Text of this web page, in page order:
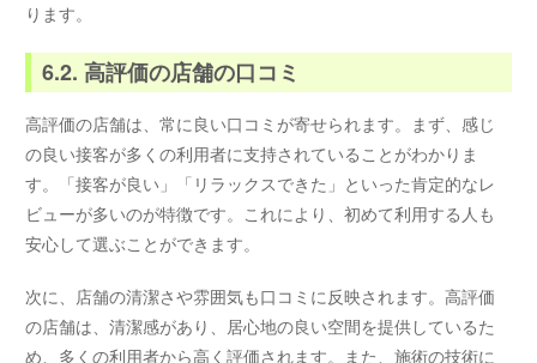
ります。
6.2. 高評価の店舗の口コミ
高評価の店舗は、常に良い口コミが寄せられます。まず、感じ
の良い接客が多くの利用者に支持されていることがわかりま
す。「接客が良い」「リラックスできた」といった肯定的なレ
ビューが多いのが特徴です。これにより、初めて利用する人も
安心して選ぶことができます。
次に、店舗の清潔さや雰囲気も口コミに反映されます。高評価
の店舗は、清潔感があり、居心地の良い空間を提供しているた
め、多くの利用者から高く評価されます。また、施術の技術に